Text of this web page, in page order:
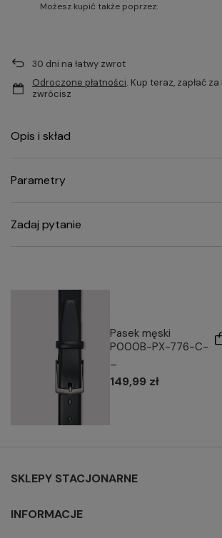
Możesz kupić także poprzez:
30 dni na łatwy zwrot
Odroczone płatności. Kup teraz, zapłać
zwrócisz
Opis i skład
Parametry
Zadaj pytanie
Pasek męski
P000B-PX-776-C-
149,99 zł
SKLEPY STACJONARNE
INFORMACJE